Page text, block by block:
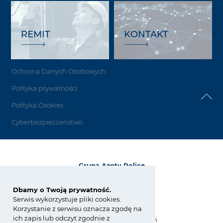
Dbamy o Twoją prywatność.
Serwis wykorzystuje pliki cookies.
Korzystanie z serwisu oznacza zgodę na
ich zapis lub odczyt zgodnie z
REMIT KONTAKT
Ochrona Danych Osobowych
Polityka prywatności
Polityka Cookies
Cyberbezpieczeństwo
Grupa Azoty Police
ul. Kuźnicka 1
tel.:+48 91 317 17 17
fax: +48 91 317 36 03
zchpolice@grupaazoty.com